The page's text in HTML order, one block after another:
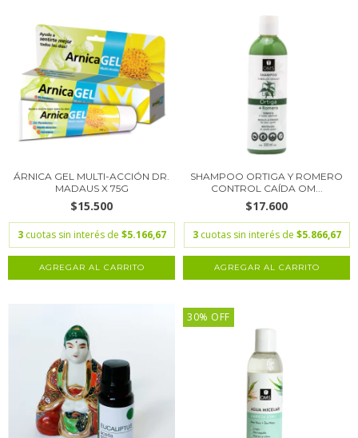
ÁRNICA GEL MULTI-ACCIÓN DR.
MADAUS X 75G
$15.500
3 cuotas sin interés de $5.166,67
SHAMPOO ORTIGA Y ROMERO
CONTROL CAÍDA OM...
$17.600
3 cuotas sin interés de $5.866,67
30% OFF